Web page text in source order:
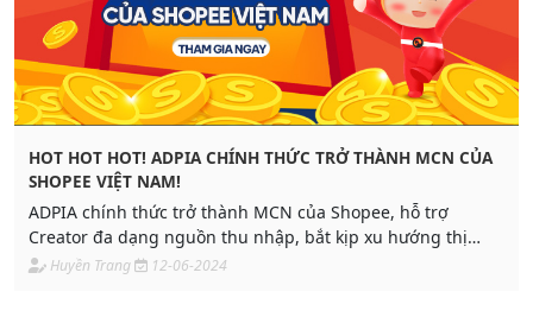
HOT HOT HOT! ADPIA CHÍNH THỨC TRỞ THÀNH MCN CỦA
SHOPEE VIỆT NAM!
ADPIA chính thức trở thành MCN của Shopee, hỗ trợ
Creator đa dạng nguồn thu nhập, bắt kịp xu hướng thị
trường!
Huyền Trang 12-06-2024